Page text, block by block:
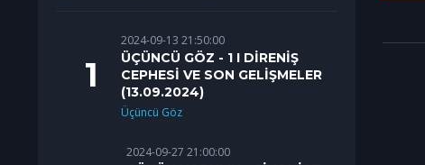
2024-09-13 21:50:00
ÜÇÜNCÜ GÖZ - 1 I DİRENİŞ
CEPHESİ VE SON GELİŞMELER
(13.09.2024)
Üçüncü Göz
2024-09-27 21:00:00